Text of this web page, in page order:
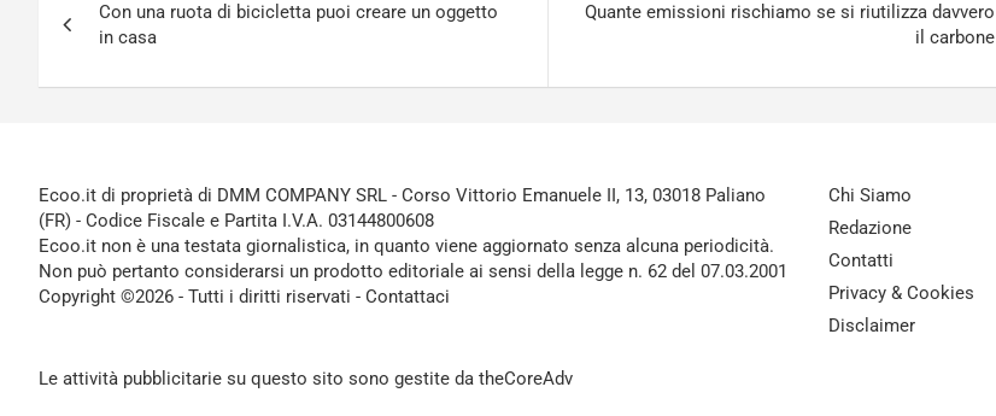
articoli
Con una ruota di bicicletta puoi creare un oggetto
in casa
Quante emissioni rischiamo se si riutilizza davvero
il carbone
Ecoo.it di proprietà di DMM COMPANY SRL - Corso Vittorio Emanuele II, 13, 03018 Paliano
(FR) - Codice Fiscale e Partita I.V.A. 03144800608
Ecoo.it non è una testata giornalistica, in quanto viene aggiornato senza alcuna periodicità.
Non può pertanto considerarsi un prodotto editoriale ai sensi della legge n. 62 del 07.03.2001
Copyright ©2026 - Tutti i diritti riservati - Contattaci
Le attività pubblicitarie su questo sito sono gestite da theCoreAdv
Chi Siamo
Redazione
Contatti
Privacy & Cookies
Disclaimer